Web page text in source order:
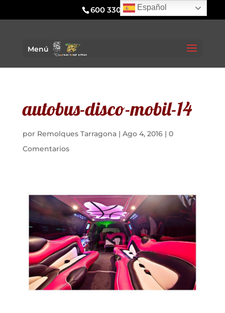
600 330 295
Menú
autobus-disco-mobil-14
por Remolques Tarragona| Ago 4, 2016| 0
Comentarios
Español